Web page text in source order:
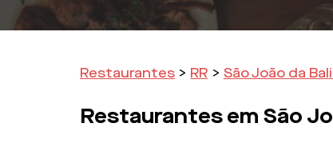
Restaurantes > RR > São João da
Restaurantes em São